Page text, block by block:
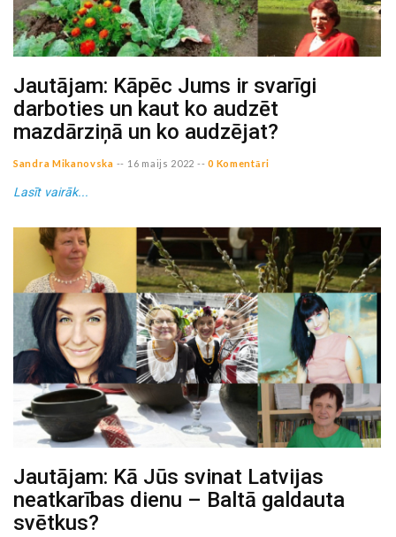
Jautājam: Kāpēc Jums ir svarīgi
darboties un kaut ko audzēt
mazdārziņā un ko audzējat?
Sandra Mikanovska -- 16 maijs 2022 -- 0 Komentāri
Lasīt vairāk...
Jautājam: Kā Jūs svinat Latvijas
neatkarības dienu – Baltā galdauta
svētkus?